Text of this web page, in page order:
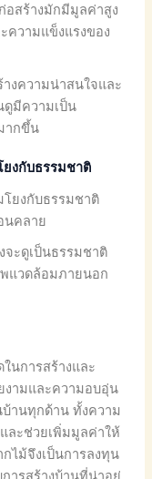
อสร้างมักมีมูลค่าสูง
ความแข็งแรงของ
งความน่าสนใจและ
ดูมีความเป็น
ากขึ้น
งกับธรรมชาติ
โยงกับธรรมชาติ
นคลาย
จะดูเป็นธรรมชาติ
แวดล้อมภายนอก
นการสร้างและ
งามและความอบอุ่น
านทุกด้าน ทั้งความ
ละช่วยเพิ่มมูลค่าให้
ไม้จึงเป็นการลงทุน